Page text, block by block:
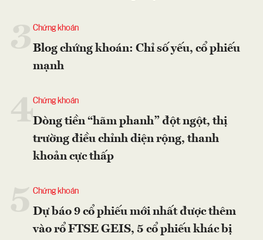
Chứng khoán
Blog chứng khoán: Chỉ số yếu, cổ phiếu
mạnh
4Chứng khoán
Dòng tiền “hãm phanh” đột ngột, thị
trường điều chỉnh diện rộng, thanh
khoản cực thấp
Chứng khoán
Dự báo 9 cổ phiếu mới nhất được thêm
vào rổ FTSE GEIS, 5 cổ phiếu khác bị